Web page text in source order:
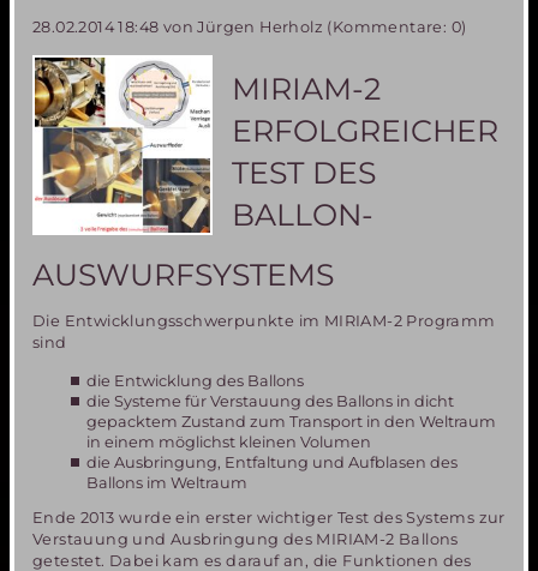
MIRIAM2
Programm-
Teilnehmer
an
wichtigem
Parabelflugtest
in
Florida
im
November
gesucht
28.02.2014 18:48 von Jürgen Herholz (Kommentare: 0)
MIRIAM-2
ERFOLGREICHER
TEST DES
BALLON-
AUSWURFSYSTEMS
Die Entwicklungsschwerpunkte im MIRIAM-2 Programm
sind
die Entwicklung des Ballons
die Systeme für Verstauung des Ballons in dicht
gepacktem Zustand zum Transport in den Weltraum
in einem möglichst kleinen Volumen
die Ausbringung, Entfaltung und Aufblasen des
Ballons im Weltraum
Ende 2013 wurde ein erster wichtiger Test des Systems zur
Verstauung und Ausbringung des MIRIAM-2 Ballons
getestet. Dabei kam es darauf an, die Funktionen des